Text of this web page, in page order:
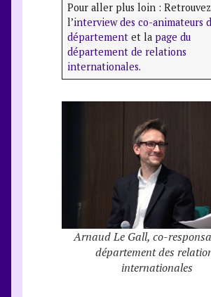
Pour aller plus loin : Retrouvez
l’interview des co-animateurs
département et la page du
département de relations
internationales.
Arnaud Le Gall, co-
département des
internationales